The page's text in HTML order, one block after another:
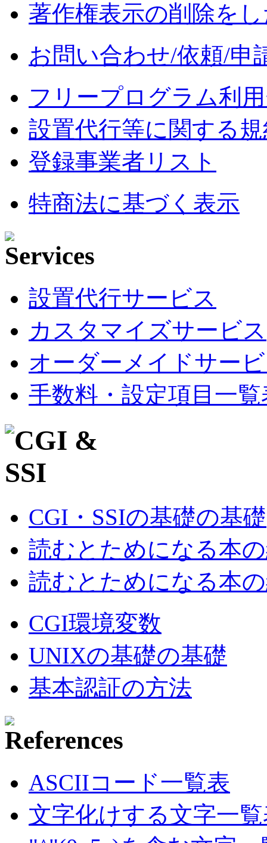
著作権表示の削除を
お問い合わせ/依頼/申
フリープログラム利
設置代行等に関する
登録事業者リスト
特商法に基づく表示
設置代行サービス
カスタマイズサービス
オーダーメイドサー
手数料・設定項目一覧
CGI・SSIの基礎の基礎
読むとためになる本
読むとためになる本
CGI環境変数
UNIXの基礎の基礎
基本認証の方法
ASCIIコード一覧表
文字化けする文字一